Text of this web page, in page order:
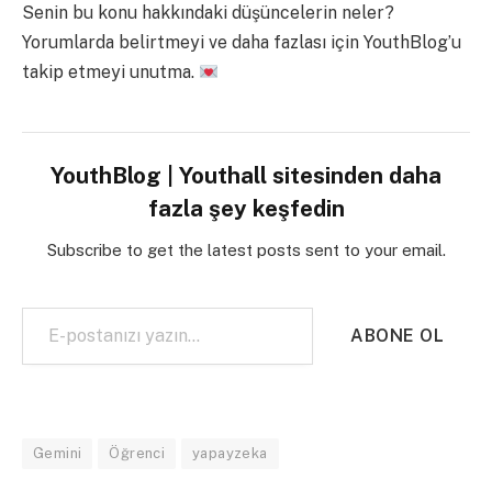
Senin bu konu hakkındaki düşüncelerin neler?
Yorumlarda belirtmeyi ve daha fazlası için YouthBlog’u
takip etmeyi unutma.
YouthBlog | Youthall sitesinden daha
fazla şey keşfedin
Subscribe to get the latest posts sent to your email.
E-postanızı yazın…
ABONE OL
Gemini Öğrenci yapayzeka